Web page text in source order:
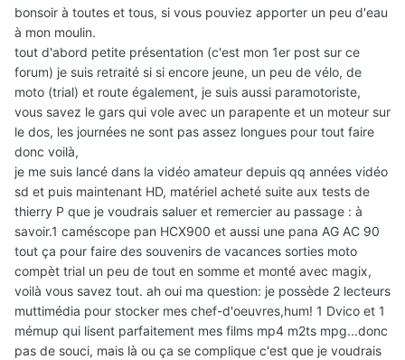
bonsoir à toutes et tous, si vous pouviez apporter un peu d'eau
à mon moulin.
tout d'abord petite présentation (c'est mon 1er post sur ce
forum) je suis retraité si si encore jeune, un peu de vélo, de
moto (trial) et route également, je suis aussi paramotoriste,
vous savez le gars qui vole avec un parapente et un moteur sur
le dos, les journées ne sont pas assez longues pour tout faire
donc voilà,
je me suis lancé dans la vidéo amateur depuis qq années vidéo
sd et puis maintenant HD, matériel acheté suite aux tests de
thierry P que je voudrais saluer et remercier au passage : à
savoir.1 caméscope pan HCX900 et aussi une pana AG AC 90
tout ça pour faire des souvenirs de vacances sorties moto
compèt trial un peu de tout en somme et monté avec magix,
voilà vous savez tout. ah oui ma question: je possède 2 lecteurs
muttimédia pour stocker mes chef-d'oeuvres,hum! 1 Dvico et 1
mémup qui lisent parfaitement mes films mp4 m2ts mpg...donc
pas de souci, mais là ou ça se complique c'est que je voudrais